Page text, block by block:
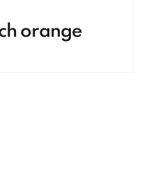
orange